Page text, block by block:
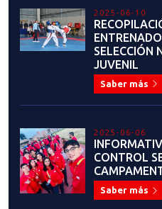
2025-06-10
SELECCIÓN
JUVENIL
Saber más
2025-06-06
CONTROL
Saber más